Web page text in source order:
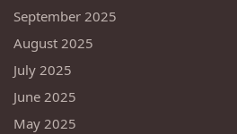
September 2025
August 2025
July 2025
June 2025
May 2025